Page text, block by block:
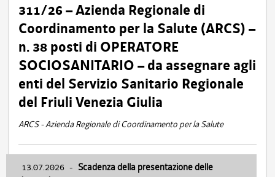
311/26 – Azienda Regionale di
Coordinamento per la Salute (ARCS) –
n. 38 posti di OPERATORE
SOCIOSANITARIO – da assegnare agli
enti del Servizio Sanitario Regionale
del Friuli Venezia Giulia
ARCS - Azienda Regionale di Coordinamento per la Salute
13.07.2026 - Scadenza della presentazione delle